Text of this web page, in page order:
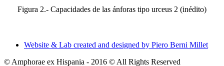
Figura 2.- Capacidades de las ánforas tipo urceus 2 (inédito)
Website & Lab created and designed by Piero Berni Millet
© Amphorae ex Hispania - 2016 © All Rights Reserved